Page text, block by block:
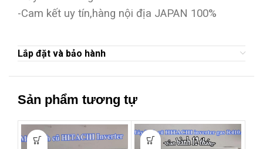
-Cam kết uy tín,hàng nội địa JAPAN 100%
Lắp đặt và bảo hành
Sản phẩm tương tự